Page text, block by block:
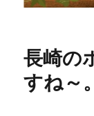
長崎の
すね～。